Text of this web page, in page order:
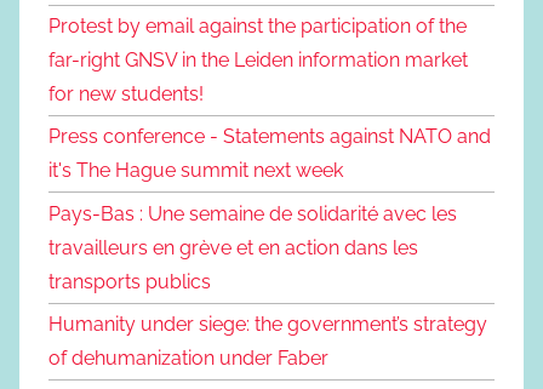
Protest by email against the participation of the
far-right GNSV in the Leiden information market
for new students!
Press conference - Statements against NATO and
it's The Hague summit next week
Pays-Bas : Une semaine de solidarité avec les
travailleurs en grève et en action dans les
transports publics
Humanity under siege: the government’s strategy
of dehumanization under Faber